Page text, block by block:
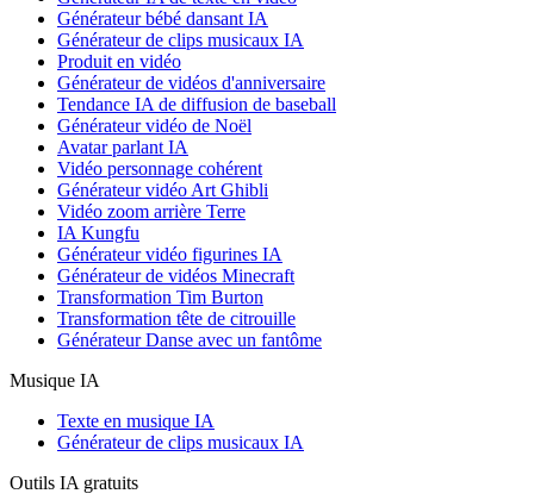
Générateur bébé dansant IA
Générateur de clips musicaux IA
Produit en vidéo
Générateur de vidéos d'anniversaire
Tendance IA de diffusion de baseball
Générateur vidéo de Noël
Avatar parlant IA
Vidéo personnage cohérent
Générateur vidéo Art Ghibli
Vidéo zoom arrière Terre
IA Kungfu
Générateur vidéo figurines IA
Générateur de vidéos Minecraft
Transformation Tim Burton
Transformation tête de citrouille
Générateur Danse avec un fantôme
Musique IA
Texte en musique IA
Générateur de clips musicaux IA
Outils IA gratuits